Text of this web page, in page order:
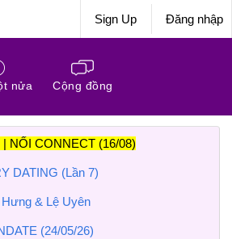
Sign Up Đăng nhập
nửa Cộng đồng
NỐI CONNECT (16/08)
DATING (Lần 7)
& Lệ Uyên
(24/05/26)